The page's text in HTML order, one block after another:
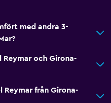
med andra 3-
och Girona-
Reymar från Girona-